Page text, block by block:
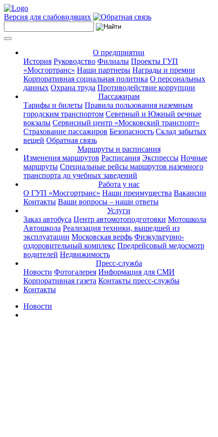
Версия для слабовидящих
О предприятии
История Руководство Филиалы Проекты ГУП
«Мосгортранс» Наши партнеры Награды и премии
Корпоративная социальная политика О персональных
данных Охрана труда Противодействие коррупции
Пассажирам
Тарифы и билеты Правила пользования наземным
городским транспортом Северный и Южный речные
вокзалы Сервисный центр «Московский транспорт»
Страхование пассажиров Безопасность Склад забытых
вещей Обратная связь
Маршруты и расписания
Изменения маршрутов Расписания Экспрессы Ночные
маршруты Специальные рейсы маршрутов наземного
транспорта до учебных заведений
Работа у нас
О ГУП «Мосгортранс» Наши преимущества Вакансии
Контакты Ваши вопросы – наши ответы
Услуги
Заказ автобуса Центр автомотоподготовки Мотошкола
Автошкола Реализация техники, вышедшей из
эксплуатации Московская верфь Физкультурно-
оздоровительный комплекс Предрейсовый медосмотр
водителей Недвижимость
Пресс-служба
Новости Фотогалерея Информация для СМИ
Корпоративная газета Контакты пресс-службы
Контакты
Новости